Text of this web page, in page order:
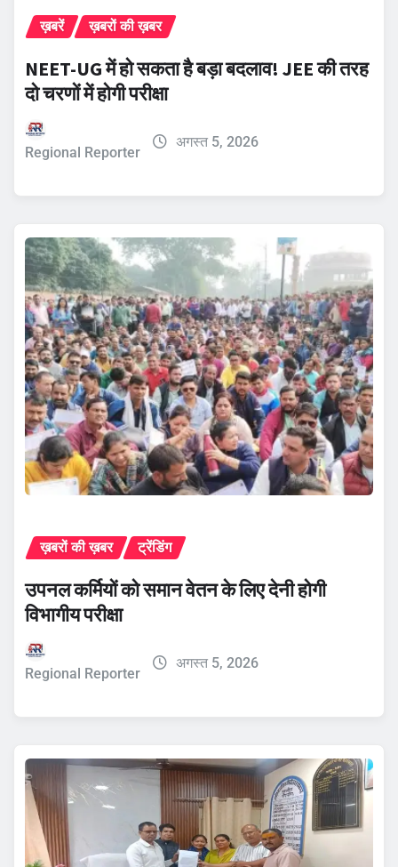
ख़बरें ख़बरों की ख़बर
NEET-UG में हो सकता है बड़ा बदलाव! JEE की तरह
दो चरणों में होगी परीक्षा
Regional Reporter
अगस्त 5, 2026
ख़बरों की ख़बर ट्रेंडिंग
उपनल कर्मियों को समान वेतन के लिए देनी होगी
विभागीय परीक्षा
Regional Reporter
अगस्त 5, 2026